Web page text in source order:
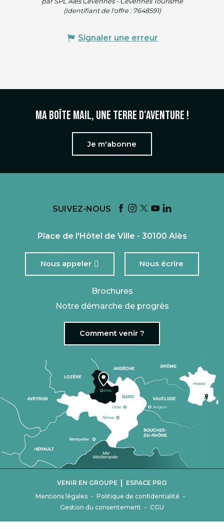
(Identifiant de l'offre : 7648591)
Signaler une erreur
Ma boîte mail, une terre d'aventure !
Je m'abonne
SUIVEZ-NOUS
Place de l'Hôtel de Ville - 30100 Alès
Nous appeler Nous écrire
Brochures
Notre démarche de progrès
Comment venir ?
Mentions légales - Politique de confidentialité -
Gestion du consentement - CGU
VENIR EN GROUPE | ESPACE PRO